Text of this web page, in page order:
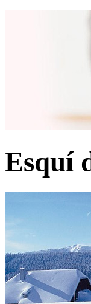
Esquí